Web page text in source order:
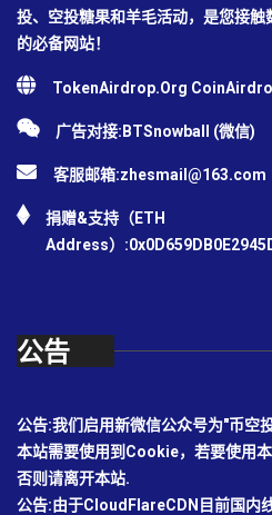
投、空投糖果和羊毛活动，是您接
的必备网站！
TokenAirdrop.Org
广告对接:BTSnowball (微信)
客服邮箱:zhesmail@163.com
捐赠&支持（ETH
Address）
公告
公告:我们启用新微信公众号为"币空
本站需要使用到Cookie，若要使用
否则请离开本站.
公告:由于CloudFlareCDN目前国内